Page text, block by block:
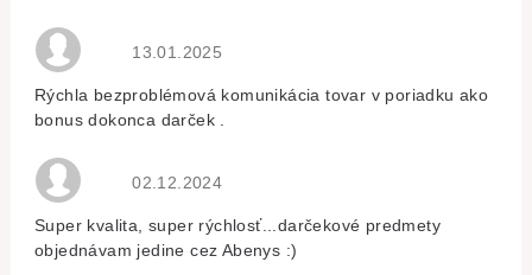
Hodnocení obchodu je 5 z 5 hvězdiček.
13.01.2025
Rýchla bezproblémová komunikácia tovar v poriadku ako
bonus dokonca darček .
Hodnocení obchodu je 5 z 5 hvězdiček.
02.12.2024
Super kvalita, super rýchlosť...darčekové predmety
objednávam jedine cez Abenys :)